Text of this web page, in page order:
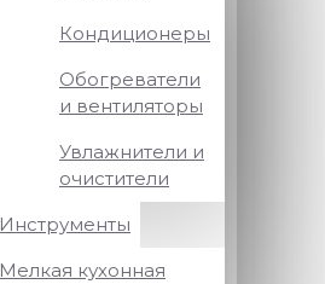
Кондиционеры
Обогреватели
и вентиляторы
Увлажнители и
очистители
Инструменты
Мелкая кухонная